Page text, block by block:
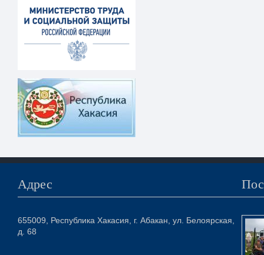
Адрес
655009, Республика Хакасия, г. Абакан, ул. Белоярская,
д. 68